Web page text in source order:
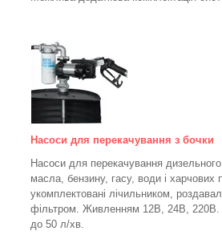
Насоси для перекачування з бочки
Насоси для перекачування
масла, бензину, гасу, води і харчових
укомплектовані лічильником,
фільтром. Живленням 12В, 24В, 220В.
до 50 л/хв.